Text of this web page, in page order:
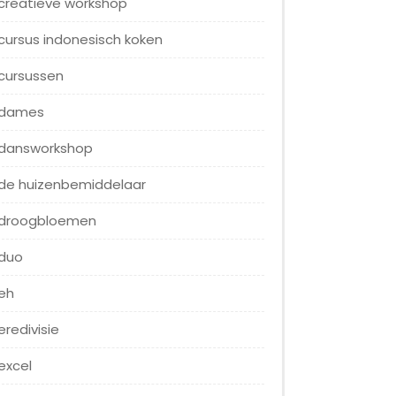
indonesisch koken
huizenbemiddelaar